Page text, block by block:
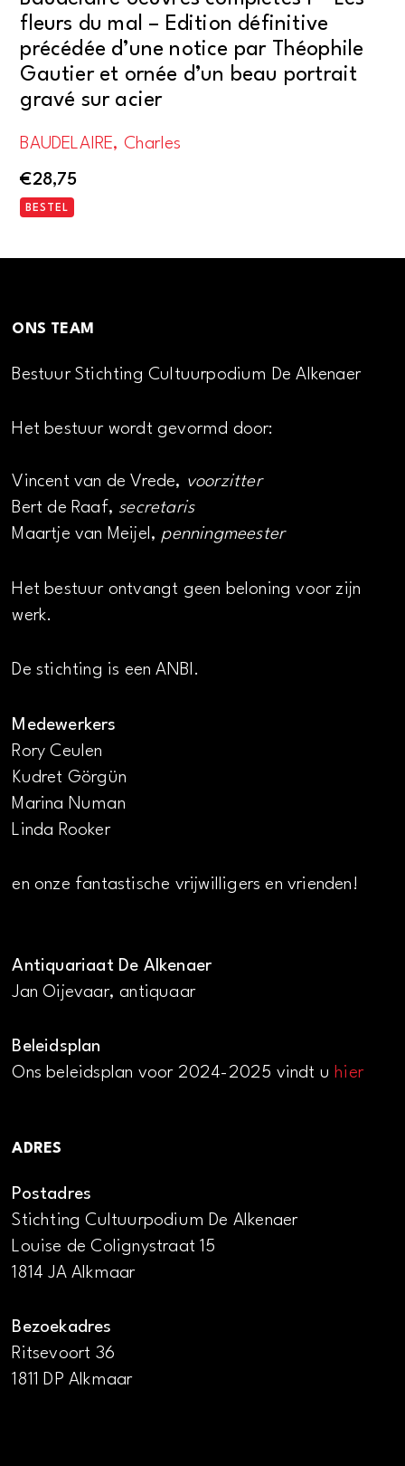
fleurs du mal – Edition définitive
précédée d’une notice par Théophile
Gautier et ornée d’un beau portrait
gravé sur acier
BAUDELAIRE, Charles
€28,75
BESTEL
ONS TEAM
Bestuur Stichting Cultuurpodium De Alkenaer
Het bestuur wordt gevormd door:
Vincent van de Vrede, voorzitter
Bert de Raaf, secretaris
Maartje van Meijel, penningmeester
Het bestuur ontvangt geen beloning voor zijn
werk.
De stichting is een ANBI.
Medewerkers
Rory Ceulen
Kudret Görgün
Marina Numan
Linda Rooker
en onze fantastische vrijwilligers en vrienden!
Antiquariaat De Alkenaer
Jan Oijevaar, antiquaar
Beleidsplan
Ons beleidsplan voor 2024-2025 vindt uhier
ADRES
Postadres
Stichting Cultuurpodium De Alkenaer
Louise de Colignystraat 15
1814 JA Alkmaar
Bezoekadres
Ritsevoort 36
1811 DP Alkmaar